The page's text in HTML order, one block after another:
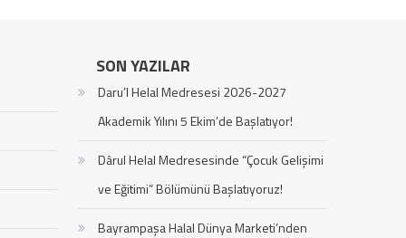
SON YAZILAR
Daru’l Helal Medresesi 2026-2027
Akademik Yılını 5 Ekim’de Başlatıyor!
Dârul Helal Medresesinde “Çocuk Gelişimi
ve Eğitimi” Bölümünü Başlatıyoruz!
Bayrampaşa Halal Dünya Marketi’nden